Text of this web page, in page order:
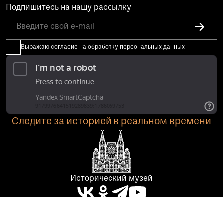
Подпишитесь на нашу рассылку
Выражаю согласие на обработку персональных данных
Следите за историей в реальном времени
Исторический музей